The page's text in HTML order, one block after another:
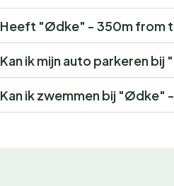
Heeft "Ødke" - 350m from
Kan ik mijn auto parkeren
Kan ik zwemmen bij "Ødke"